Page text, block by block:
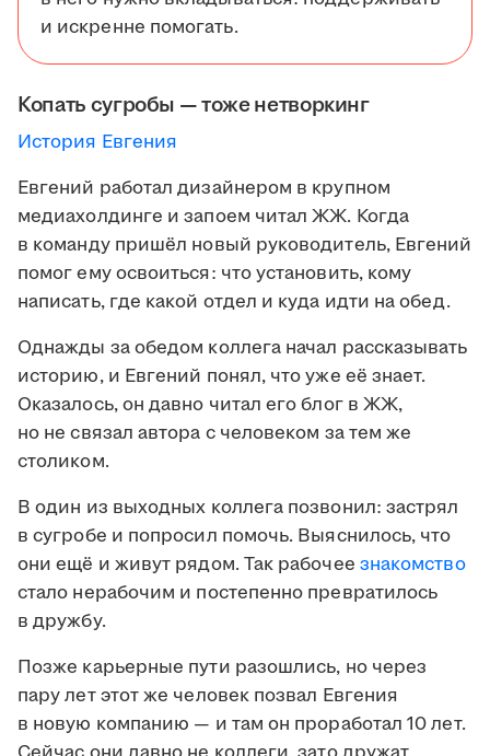
и искренне помогать.
Копать сугробы — тоже нетворкинг
История Евгения
Евгений работал дизайнером в крупном
медиахолдинге и запоем читал ЖЖ. Когда
в команду пришёл новый руководитель, Евгений
помог ему освоиться: что установить, кому
написать, где какой отдел и куда идти на обед.
Однажды за обедом коллега начал рассказывать
историю, и Евгений понял, что уже её знает.
Оказалось, он давно читал его блог в ЖЖ,
но не связал автора с человеком за тем же
столиком.
В один из выходных коллега позвонил: застрял
в сугробе и попросил помочь. Выяснилось, что
они ещё и живут рядом. Так рабочее знакомство
стало нерабочим и постепенно превратилось
в дружбу.
Позже карьерные пути разошлись, но через
пару лет этот же человек позвал Евгения
в новую компанию — и там он проработал 10 лет.